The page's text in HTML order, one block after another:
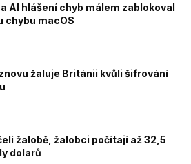
AI hlášení chyb málem zablokoval
chybu macOS
žaluje Británii kvůli šifrování
žalobě, žalobci počítají až 32,5
dolarů